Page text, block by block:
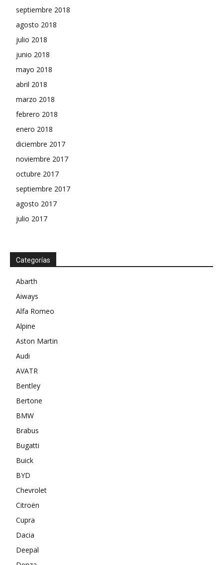
septiembre 2018
agosto 2018
julio 2018
junio 2018
mayo 2018
abril 2018
marzo 2018
febrero 2018
enero 2018
diciembre 2017
noviembre 2017
octubre 2017
septiembre 2017
agosto 2017
julio 2017
Categorías
Abarth
Aiways
Alfa Romeo
Alpine
Aston Martin
Audi
AVATR
Bentley
Bertone
BMW
Brabus
Bugatti
Buick
BYD
Chevrolet
Citroën
Cupra
Dacia
Deepal